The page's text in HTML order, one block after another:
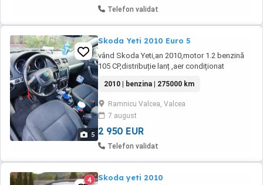
Telefon validat
5
Skoda Yeti 2010 Euro 5
vând Skoda Yeti,an 2010,motor 1.2 benzină
105 CP,distribuție lanț ,aer condiționat
light,oglinzi electrice și încălzite ,geamuri
electrice fata ,navigație Android dedicata plus
camera marșarier,cârlig de remorcare, scaune
încălzite fata,computer de bord etc
La.masina ...
2010 | benzina | 275000 km
Ramnicu Valcea, Valcea
7 august
2 950 EUR
Telefon validat
4 Skoda yeti 2010